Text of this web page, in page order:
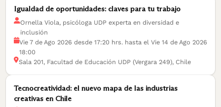
Igualdad de oportunidades: claves para tu trabajo
Ornella Viola, psicóloga UDP experta en diversidad e
inclusión
Vie 7 de Ago 2026 desde 17:20 hrs. hasta el Vie 14 de Ago 2026
18:00
Sala 201, Facultad de Educación UDP (Vergara 249), Chile
Tecnocreatividad: el nuevo mapa de las industrias
creativas en Chile